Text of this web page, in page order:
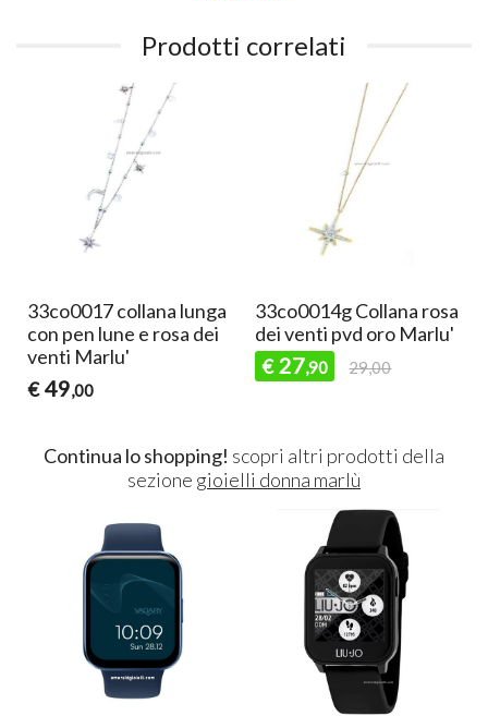
Prodotti correlati
33co0017 collana lunga
con pen lune e rosa dei
venti Marlu'
€ 49,00
33co0014g Collana rosa
dei venti pvd oro Marlu'
€ 27,90 29,00
Continua lo shopping! scopri altri prodotti della
sezione gioielli donna marlù